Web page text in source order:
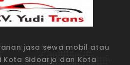
jasa sewa mobil atau
Sidoarjo dan Kota